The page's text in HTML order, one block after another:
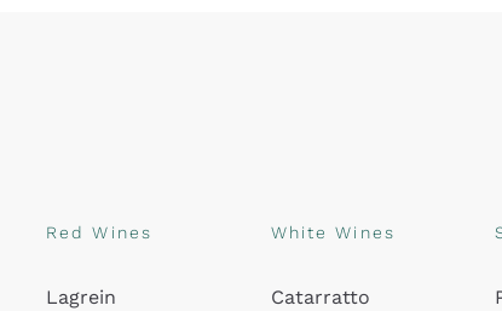
Red Wines
Lagrein
White Wines
Catarratto